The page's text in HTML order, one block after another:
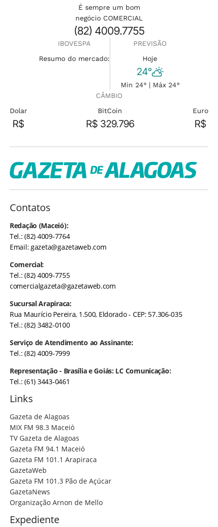
É sempre um bom
negócio COMERCIAL
(82) 4009.7755
IBOVESPA
Resumo do mercado:
PREVISÃO
Hoje
24°
Min 24° | Máx 24°
CÂMBIO
Dolar
R$
BitCoin
R$ 329.796
Euro
R$
Contatos
Redação (Maceió):
Tel.: (82) 4009-7764
Email:gazeta@gazetaweb.com
Comercial:
Tel.: (82) 4009-7755
comercialgazeta@gazetaweb.com
Sucursal Arapiraca:
Rua Maurício Pereira, 1.500, Eldorado - CEP: 57.306-035
Tel.: (82) 3482-0100
Serviço de Atendimento ao Assinante:
Tel.: (82) 4009-7999
Representação - Brasília e Goiás: LC Comunicação:
Tel.: (61) 3443-0461
Links
Gazeta de Alagoas
MIX FM 98.3 Maceió
TV Gazeta de Alagoas
Gazeta FM 94.1 Maceió
Gazeta FM 101.1 Arapiraca
GazetaWeb
Gazeta FM 101.3 Pão de Açúcar
GazetaNews
Organização Arnon de Mello
Expediente